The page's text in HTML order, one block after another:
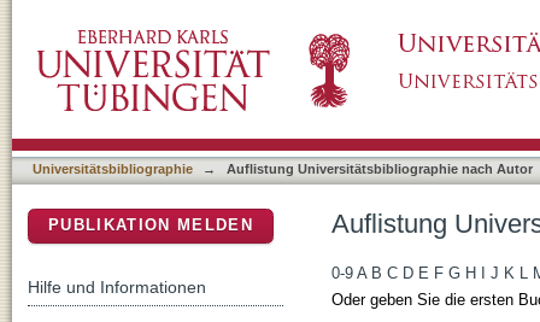
Universitätsbibliographie → Auflistung Universitätsbibliographie nach Autor
Auflistung
0-9 A B C D E F G H J K L
Oder geben Sie die ersten
PUBLIKATION MELDEN
Hilfe und Informationen